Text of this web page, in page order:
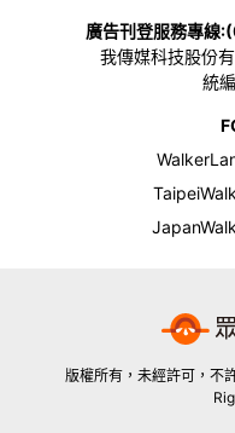
廣告刊登服務專線:
我傳媒科技股份
統
版權所有，未經許可，不